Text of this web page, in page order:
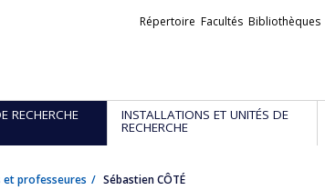
Liens
Répertoire Facultés Bibliothèques
RECHERCHE INSTALLATIONS ET UNITÉS DE
RECHERCHE
et professeures Sébastien CÔTÉ